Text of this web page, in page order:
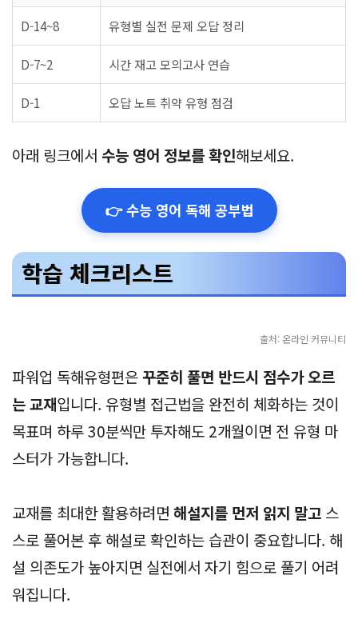
D-14~8 유형별 실전 문제 오답 정리
D-7~2 시간 재고 모의고사 연습
D-1 오답 노트 취약 유형 점검
아래 링크에서 수능 영어 정보를 확인해보세요.
👉 수능 영어 독해 공부법
학습 체크리스트
출처: 온라인 커뮤니티
파워업 독해유형편은꾸준히 풀면 반드시 점수가 오르
는 교재입니다. 유형별 접근법을 완전히 체화하는 것이
목표며 하루 30분씩만 투자해도 2개월이면 전 유형 마
스터가 가능합니다.
교재를 최대한 활용하려면 해설지를 먼저 읽지 말고 스
스로 풀어본 후 해설로 확인하는 습관이 중요합니다. 해
설 의존도가 높아지면 실전에서 자기 힘으로 풀기 어려
워집니다.